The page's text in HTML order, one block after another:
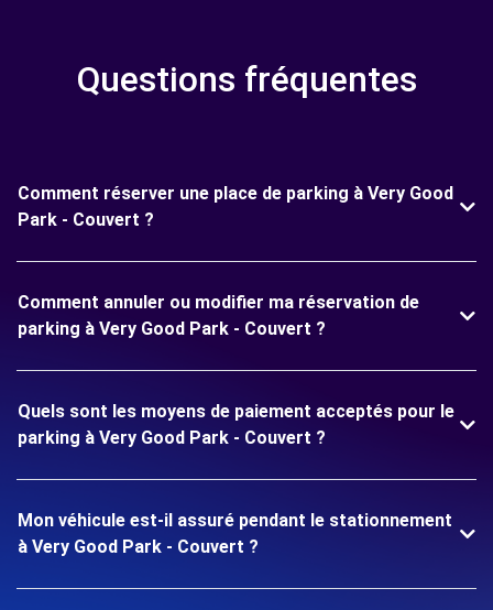
Questions fréquentes
Comment réserver une place de parking à Very Good
Park - Couvert ?
Comment annuler ou modifier ma réservation de
parking à Very Good Park - Couvert ?
Quels sont les moyens de paiement acceptés pour le
parking à Very Good Park - Couvert ?
Mon véhicule est-il assuré pendant le stationnement
à Very Good Park - Couvert ?